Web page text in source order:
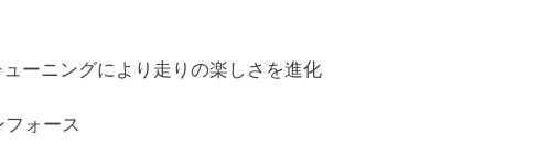
ーニングにより走りの楽しさを進化
ォース